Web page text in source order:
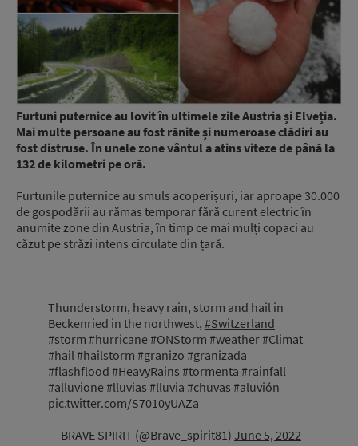
Furtuni puternice au lovit în ultimele zile Austria și Elveția.
Mai multe persoane au fost rănite și numeroase clădiri au
fost distruse. În unele zone vântul a atins viteze de până la
132 de kilometri pe oră.
Furtunile puternice au smuls acoperișuri, iar aproape 30.000
de gospodării au rămas temporar fără curent electric în
anumite zone din Austria, în timp ce mai mulți copaci au
căzut pe străzi intens circulate din țară.
Thunderstorm, heavy rain, storm and hail in
Beckenried in the northwest, #Switzerland
#storm #hurricane#ONStorm #weather#Climat
#hail#hailstorm #granizo #granizada
#flashflood #HeavyRains #tormenta #rainfall
#alluvione#lluvias #lluvia #chuvas #aluvión
pic.twitter.com/S7010yUAZa
— BRAVE SPIRIT (@Brave_spirit81) June 5, 2022